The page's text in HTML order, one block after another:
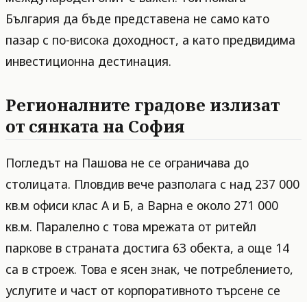
България да бъде представена не само като
пазар с по-висока доходност, а като предвидима
инвестиционна дестинация.
Регионалните градове излизат
от сянката на София
Погледът на Пашова не се ограничава до
столицата. Пловдив вече разполага с над 237 000
кв.м офиси клас А и Б, а Варна е около 271 000
кв.м. Паралелно с това мрежата от ритейл
паркове в страната достига 63 обекта, а още 14
са в строеж. Това е ясен знак, че потреблението,
услугите и част от корпоративното търсене се